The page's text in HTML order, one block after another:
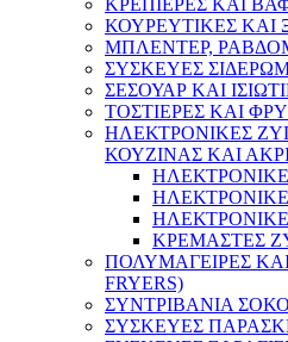
ΚΡΕΠΙΕΡΕΣ ΚΑΙ
ΚΟΥΡΕΥΤΙΚΕΣ ΚΑΙ
ΜΠΛΕΝΤΕΡ,
ΣΥΣΚΕΥΕΣ
ΣΕΣΟΥΑΡ ΚΑΙ
ΤΟΣΤΙΕΡΕΣ ΚΑΙ
ΗΛΕΚΤΡΟΝΙΚΕΣ
ΚΟΥΖΙΝΑΣ ΚΑΙ
ΚΡΕΜΑΣΤΕΣ
ΠΟΛΥΜΑΓΕΙΡΕΣ
FRYERS)
ΣΥΝΤΡΙΒΑΝΙΑ
ΣΥΣΚΕΥΕΣ